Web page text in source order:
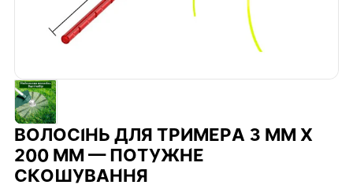
ВОЛОСІНЬ ДЛЯ ТРИМЕРА 3 ММ Х
200 ММ — ПОТУЖНЕ
СКОШУВАННЯ